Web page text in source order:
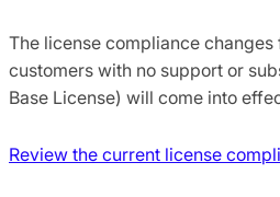
The license compliance
customers with no support or
Base License) will come into
Review the current license